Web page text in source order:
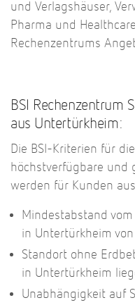
und Verlagshäuser,
Pharma und
Rechenzentrums
BSI Rechenzentrum
aus Untertürkheim:
Die BSI-Kriterien für
höchstverfügbare und
werden für Kunden aus
Mindestabstand
in Untertürkheim
Standort ohne
in Untertürkheim
Unabhängigkeit auf